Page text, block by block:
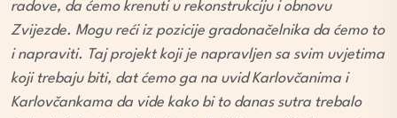
radove, da ćemo krenuti u rekonstrukciju i obnovu
Zvijezde. Mogu reći iz pozicije gradonačelnika da ćemo to
i napraviti. Taj projekt koji je napravljen sa svim uvjetima
koji trebaju biti, dat ćemo ga na uvid Karlovčanima i
Karlovčankama da vide kako bi to danas sutra trebalo